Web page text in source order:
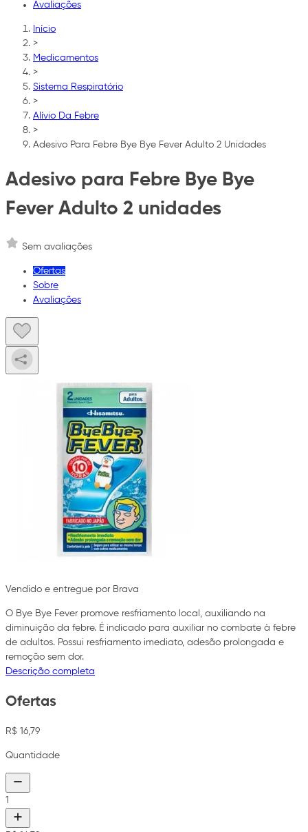
Avaliações
Início
>
Medicamentos
>
Sistema Respiratório
>
Alívio Da Febre
>
Adesivo Para Febre Bye Bye Fever Adulto 2 Unidades
Adesivo para Febre Bye Bye
Fever Adulto 2 unidades
Sem avaliações
Ofertas
Sobre
Avaliações
Vendido e entregue por Brava
O Bye Bye Fever promove resfriamento local, auxiliando na
diminuição da febre. É indicado para auxiliar no combate à febre
de adultos. Possui resfriamento imediato, adesão prolongada e
remoção sem dor.
Descrição completa
Ofertas
R$ 16,79
Quantidade
1